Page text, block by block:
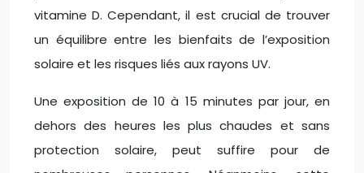
vitamine D. Cependant, il est crucial de trouver
un équilibre entre les bienfaits de l’exposition
solaire et les risques liés aux rayons UV.
Une exposition de 10 à 15 minutes par jour, en
dehors des heures les plus chaudes et sans
protection solaire, peut suffire pour de